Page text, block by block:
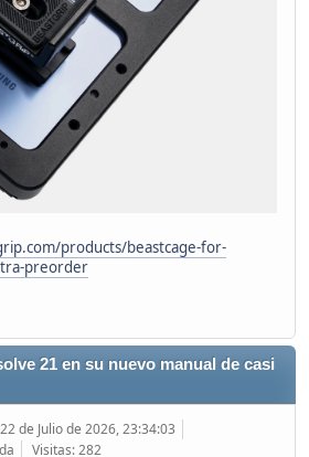
products/beastcage-for-
preorder
21 en su nuevo manual de casi
22 de Julio de 2026, 23:34:03
Visitas: 282